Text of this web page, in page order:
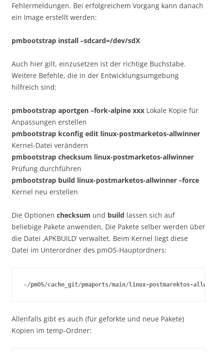
Fehlermeldungen. Bei erfolgreichem Vorgang kann danach
ein Image erstellt werden:
pmbootstrap install –sdcard=/dev/sdX
Auch hier gilt, einzusetzen ist der richtige Buchstabe.
Weitere Befehle, die in der Entwicklungsumgebung
hilfreich sind:
pmbootstrap aportgen –fork-alpine xxx Lokale Kopie für
Anpassungen erstellen
pmbootstrap kconfig edit linux-postmarketos-allwinner
Kernel-Datei verändern
pmbootstrap checksum linux-postmarketos-allwinner
Prüfung durchführen
pmbootstrap build linux-postmarketos-allwinner –force
Kernel neu erstellen
Die Optionen checksum und build lassen sich auf
beliebige Pakete anwenden, Die Pakete selber werden über
die Datei ‚APKBUILD‘ verwaltet. Beim Kernel liegt diese
Datei im Unterordner des pmOS-Hauptordners:
~/pmOS/cache_git/pmaports/main/linux-postmarektos-
Allenfalls gibt es auch (für geforkte und neue Pakete)
Kopien im temp-Ordner: